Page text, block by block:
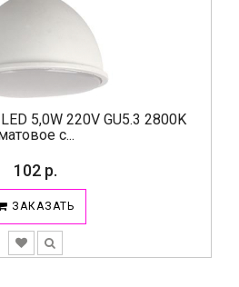
5,0W 220V GU5.3 2800K
с...
102 р.
ЗАКАЗАТЬ